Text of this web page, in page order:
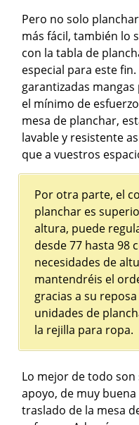
Pero no solo
más fácil, también lo
con la tabla de
especial para este
garantizadas
el mínimo de
mesa de planchar,
lavable y resistente
que a vuestros
Por otra parte, el
planchar es
altura, puede
desde 77 hasta 98
necesidades de
mantendréis el
gracias a su
unidades de
la rejilla para ropa.
Lo mejor de todo son
apoyo, de muy
traslado de la mesa